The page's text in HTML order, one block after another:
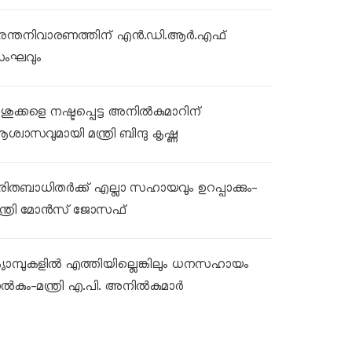
എൻ.ഡി.ആർ.എഫ്
നഷ്ടപ്പെട്ട അനിൽകുമാറിന്
മന്ത്രി ബിന്ദു കൃഷ്ണ
എല്ലാ സഹായവും ഉറപ്പാക്കും-
മോൻസ് ജോസഫ്
എത്തിയില്ലെങ്കിലും ധനസഹായം
മന്ത്രി എ.പി. അനിൽകുമാർ